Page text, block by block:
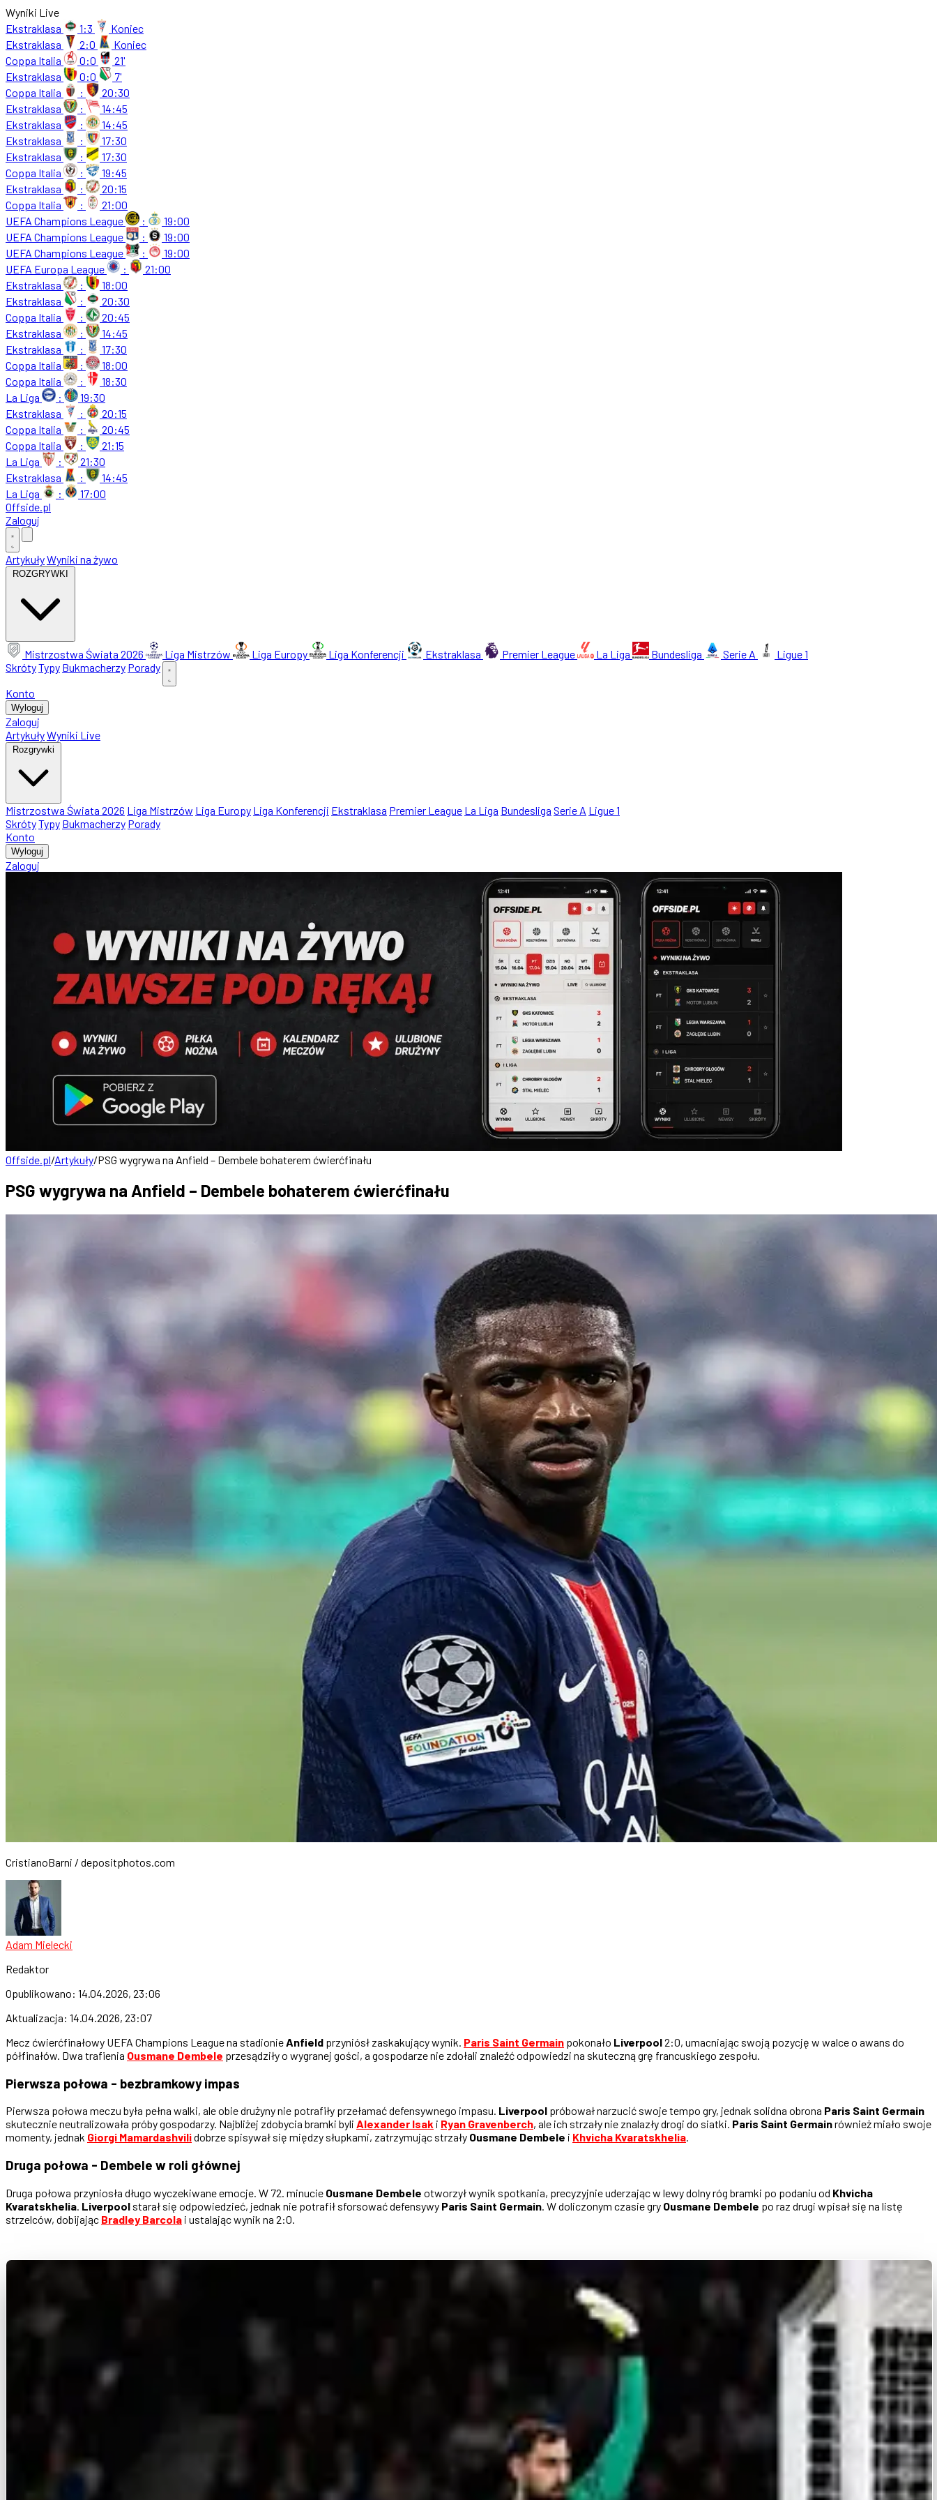
Wyniki Live
Ekstraklasa
1:3
Koniec
Ekstraklasa
2:0
Koniec
Coppa Italia
0:0
21'
Ekstraklasa
0:0
7'
Coppa Italia
:
20:30
Ekstraklasa
:
14:45
Ekstraklasa
:
14:45
Ekstraklasa
:
17:30
Ekstraklasa
:
17:30
Coppa Italia
:
19:45
Ekstraklasa
:
20:15
Coppa Italia
:
21:00
UEFA Champions League
:
19:00
UEFA Champions League
:
19:00
UEFA Champions League
:
19:00
UEFA Europa League
:
21:00
Ekstraklasa
:
18:00
Ekstraklasa
:
20:30
Coppa Italia
:
20:45
Ekstraklasa
:
14:45
Ekstraklasa
:
17:30
Coppa Italia
:
18:00
Coppa Italia
:
18:30
La Liga
:
19:30
Ekstraklasa
:
20:15
Coppa Italia
:
20:45
Coppa Italia
:
21:15
La Liga
:
21:30
Ekstraklasa
:
14:45
La Liga
:
17:00
Offside.pl
Zaloguj
ArtykułyWyniki na żywo
ROZGRYWKI
Mistrzostwa Świata 2026 Liga Mistrzów Liga Europy Liga Konferencji Ekstraklasa Premier League La Liga Bundesliga Serie A
Ligue 1
SkrótyTypy Bukmacherzy Porady
Konto
Wyloguj
Zaloguj
ArtykułyWyniki Live
Rozgrywki
Mistrzostwa Świata 2026 Liga Mistrzów Liga Europy Liga Konferencji Ekstraklasa Premier League La Liga Bundesliga Serie A Ligue 1
SkrótyTypy Bukmacherzy Porady
Konto
Wyloguj
Zaloguj
Offside.pl/Artykuły/PSG wygrywa na Anfield – Dembele bohaterem ćwierćfinału
PSG wygrywa na Anfield – Dembele bohaterem ćwierćfinału
CristianoBarni / depositphotos.com
Adam Mielecki
Redaktor
Opublikowano: 14.04.2026, 23:06
Aktualizacja: 14.04.2026, 23:07
Mecz ćwierćfinałowy UEFA Champions League na stadionieAnfield przyniósł zaskakujący wynik. Paris Saint Germain pokonało Liverpool2:0, umacniając swoją pozycję w walce o awans do
półfinałów. Dwa trafienia Ousmane Dembele przesądziły o wygranej gości, a gospodarze nie zdołali znaleźć odpowiedzi na skuteczną grę francuskiego zespołu.
Pierwsza połowa - bezbramkowy impas
Pierwsza połowa meczu była pełna walki, ale obie drużyny nie potrafiły przełamać defensywnego impasu. Liverpool próbował narzucić swoje tempo gry, jednak solidna obrona Paris Saint Germain
skutecznie neutralizowała próby gospodarzy. Najbliżej zdobycia bramki byli Alexander Isak i Ryan Gravenberch, ale ich strzały nie znalazły drogi do siatki. Paris Saint Germainrównież miało swoje
momenty, jednak Giorgi Mamardashvilidobrze spisywał się między słupkami, zatrzymując strzały Ousmane Dembele i Khvicha Kvaratskhelia.
Druga połowa - Dembele w roli głównej
Druga połowa przyniosła długo wyczekiwane emocje. W 72. minucie Ousmane Dembele otworzył wynik spotkania, precyzyjnie uderzając w lewy dolny róg bramki po podaniu od Khvicha
Kvaratskhelia Liverpool starał się odpowiedzieć, jednak nie potrafił sforsować defensywy Paris Saint Germain . W doliczonym czasie gry Ousmane Dembele po raz drugi wpisał się na listę
strzelców, dobijając Bradley Barcola i ustalając wynik na 2:0.